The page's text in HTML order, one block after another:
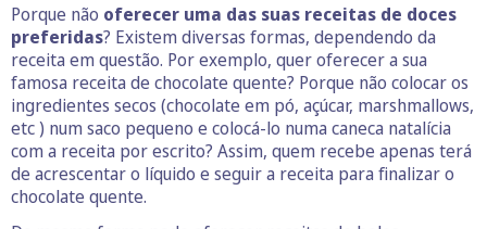
Porque não oferecer uma das suas receitas de doces
preferidas? Existem diversas formas, dependendo da
receita em questão. Por exemplo, quer oferecer a sua
famosa receita de chocolate quente? Porque não colocar os
ingredientes secos (chocolate em pó, açúcar, marshmallows,
etc ) num saco pequeno e colocá-lo numa caneca natalícia
com a receita por escrito? Assim, quem recebe apenas terá
de acrescentar o líquido e seguir a receita para finalizar o
chocolate quente.